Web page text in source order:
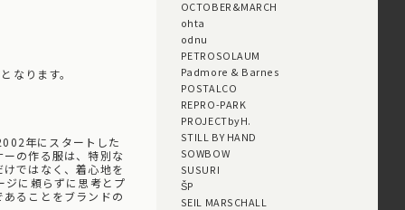
なります。
年にスタートした
の作る服は、特別な
ではなく、着心地を
ジに頼らずに思考とプ
ることをブランドの
OCTOBER&MARCH
ohta
odnu
PETROSOLAUM
Padmore & Barnes
POSTALCO
REPRO-PARK
PROJECTbyH.
STILL BY HAND
SOWBOW
SUSURI
ŠP
SEIL MARSCHALL